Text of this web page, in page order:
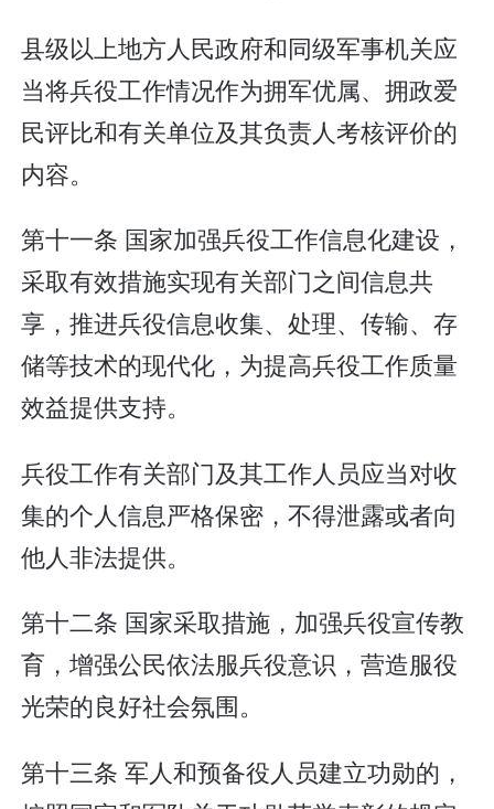
县级以上地方人民政府和同级军事机关应
当将兵役工作情况作为拥军优属、拥政爱
民评比和有关单位及其负责人考核评价的
内容。
第十一条 国家加强兵役工作信息化建设，
采取有效措施实现有关部门之间信息共
享，推进兵役信息收集、处理、传输、存
储等技术的现代化，为提高兵役工作质量
效益提供支持。
兵役工作有关部门及其工作人员应当对收
集的个人信息严格保密，不得泄露或者向
他人非法提供。
第十二条 国家采取措施，加强兵役宣传教
育，增强公民依法服兵役意识，营造服役
光荣的良好社会氛围。
第十三条 军人和预备役人员建立功勋的，